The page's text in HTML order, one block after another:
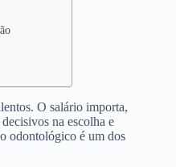
O salário importa,
na escolha e
odontológico é um dos